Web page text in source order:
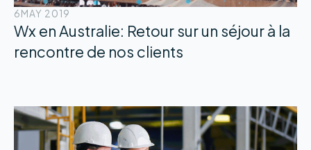
6MAY 2019
Wx en Australie: Retour sur un séjour à la
rencontre de nos clients